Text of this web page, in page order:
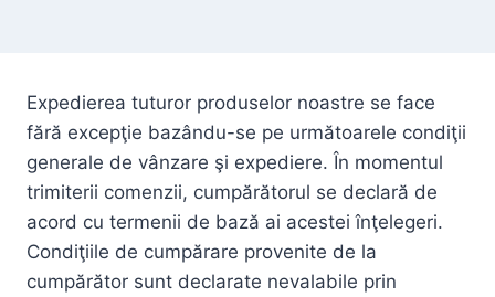
Expedierea tuturor produselor noastre se face
fără excepţie bazându-se pe următoarele condiţii
generale de vânzare şi expediere. În momentul
trimiterii comenzii, cumpărătorul se declară de
acord cu termenii de bază ai acestei înţelegeri.
Condiţiile de cumpărare provenite de la
cumpărător sunt declarate nevalabile prin